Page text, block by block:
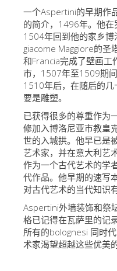
巴杰罗
学院美
巴拉丁
美第奇
考古学
宝石加
伽利略
Boboli
The
Vasari
旧宫
一个Aspertini的早期作
的简介，1496年。他
1504年回到他的家乡
giacome Maggiore的圣
和Francia完成了壁画
市，1507年至1509期
1510年后，在随后的
要是雕塑。
已获得很多的尊重作为
修加入博洛尼亚市教皇
世的入城拱。他早已是
艺术家，并在意大利艺
作为一个古代艺术的学
代作品。他早期的速写
对古代艺术的当代知识
Aspertini外墙装饰和祭
格已记得在瓦萨里的记
所有的bolognesi 同时
术家渴望超越这些优美